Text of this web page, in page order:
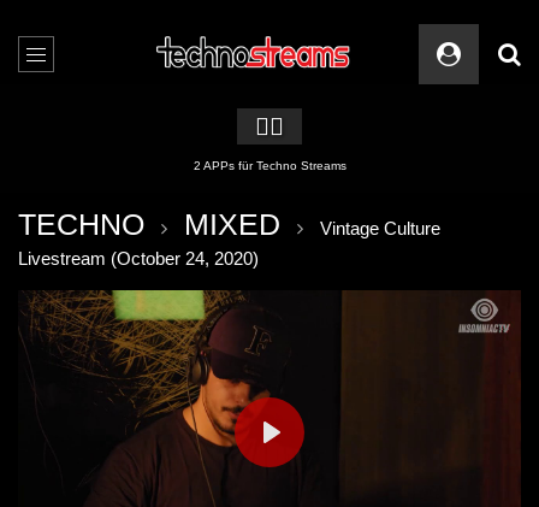
🏳️‍🌈
2 APPs für Techno Streams
TECHNO MIXED
Vintage Culture
Livestream (October 24, 2020)
PLAY